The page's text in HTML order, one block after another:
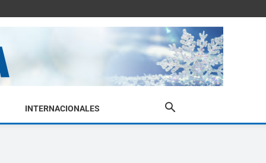
INTERNACIONALES